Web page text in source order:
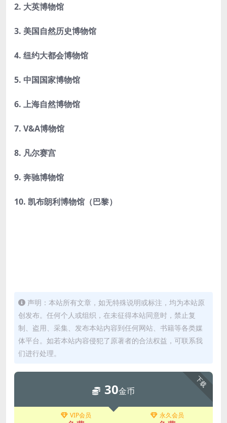
2. 大英博物馆
3. 美国自然历史博物馆
4. 纽约大都会博物馆
5. 中国国家博物馆
6. 上海自然博物馆
7. V&A博物馆
8. 凡尔赛宫
9. 奔驰博物馆
10. 凯布朗利博物馆（巴黎）
声明：本站所有文章，如无特殊说明或标注，均为本站原
创发布。任何个人或组织，在未征得本站同意时，禁止复
制、盗用、采集、发布本站内容到任何网站、书籍等各类媒
体平台。如若本站内容侵犯了原著者的合法权益，可联系我
们进行处理。
下载
30金币
VIP会员 永久会员